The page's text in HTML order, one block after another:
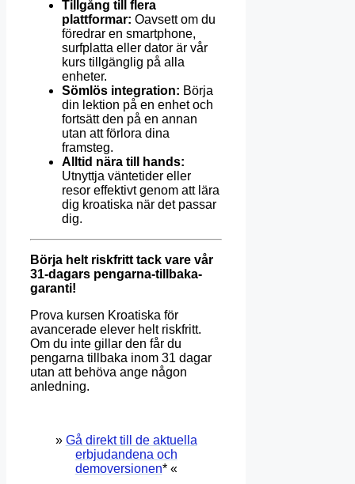
Tillgång till flera
plattformar: Oavsett om du
föredrar en smartphone,
surfplatta eller dator är vår
kurs tillgänglig på alla
enheter.
Sömlös integration: Börja
din lektion på en enhet och
fortsätt den på en annan
utan att förlora dina
framsteg.
Alltid nära till hands:
Utnyttja väntetider eller
resor effektivt genom att lära
dig kroatiska när det passar
dig.
Börja helt riskfritt tack vare vår
31-dagars pengarna-tillbaka-
garanti!
Prova kursen Kroatiska för
avancerade elever helt riskfritt.
Om du inte gillar den får du
pengarna tillbaka inom 31 dagar
utan att behöva ange någon
anledning.
» Gå direkt till de aktuella
erbjudandena och
demoversionen* «